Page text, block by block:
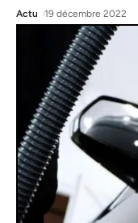
Actu 19 décembre 2022